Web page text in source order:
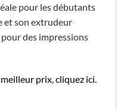
pour les débutants
et son extrudeur
des impressions
prix, cliquez ici.